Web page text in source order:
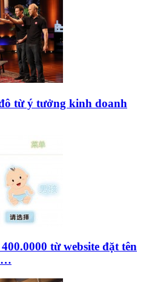
từ ý tưởng kinh doanh
từ website đặt tên